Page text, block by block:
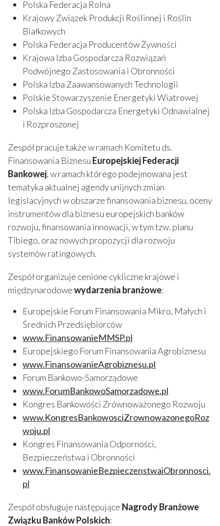
Polska Federacja Rolna
Krajowy Związek Produkcji Roślinnej i Roślin
Białkowych
Polska Federacja Producentów Żywności
Krajowa Izba Gospodarcza Rozwiązań
Podwójnego Zastosowania i Obronności
Polska Izba Zaawansowanych Technologii
Polskie Stowarzyszenie Energetyki Wiatrowej
Polska Izba Gospodarcza Energetyki Odnawialnej
i Rozproszonej
Zespół pracuje także w ramach Komitetu ds.
Finansowania Biznesu Europejskiej Federacji
Bankowej, w ramach którego podejmowana jest
tematyka aktualnej agendy unijnych zmian
legislacyjnych w obszarze finansowania biznesu, oceny
instrumentów dla biznesu europejskich banków
rozwoju, finansowania innowacji, w tym tzw. planu
Tibiego, oraz nowych propozycji dla rozwoju
systemów ratingowych.
Zespół organizuje cenione cykliczne krajowe i
międzynarodowewydarzenia branżowe:
Europejskie Forum Finansowania Mikro, Małych i
Średnich Przedsiębiorców
www.FinansowanieMMSP.pl
Europejskiego Forum Finansowania Agrobiznesu
www.FinansowanieAgrobiznesu.pl
Forum Bankowo-Samorządowe
www.ForumBankowoSamorzadowe.pl
Kongres Bankowości Zrównoważonego Rozwoju
www.KongresBankowosciZrownowazonegoRoz
woju.pl
Kongres Finansowania Odporności,
Bezpieczeństwa i Obronności
www.FinansowanieBezpieczenstwaiObronnosci.
pl
Zespół obsługuje następujące Nagrody Branżowe
Związku Banków Polskich: